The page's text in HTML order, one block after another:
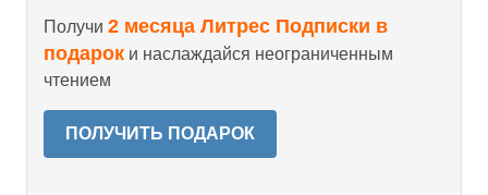
Получи 2 месяца Литрес Подписки в
подарок и наслаждайся неограниченным
чтением
ПОЛУЧИТЬ ПОДАРОК